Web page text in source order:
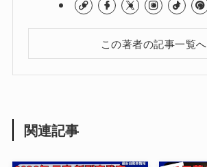
この著者の記事一覧へ
関連記事